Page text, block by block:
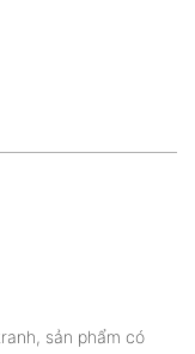
sản phẩm có